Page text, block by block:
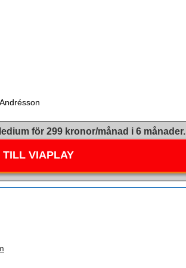
för 299 kronor/månad i 6 månader.
TILL VIAPLAY